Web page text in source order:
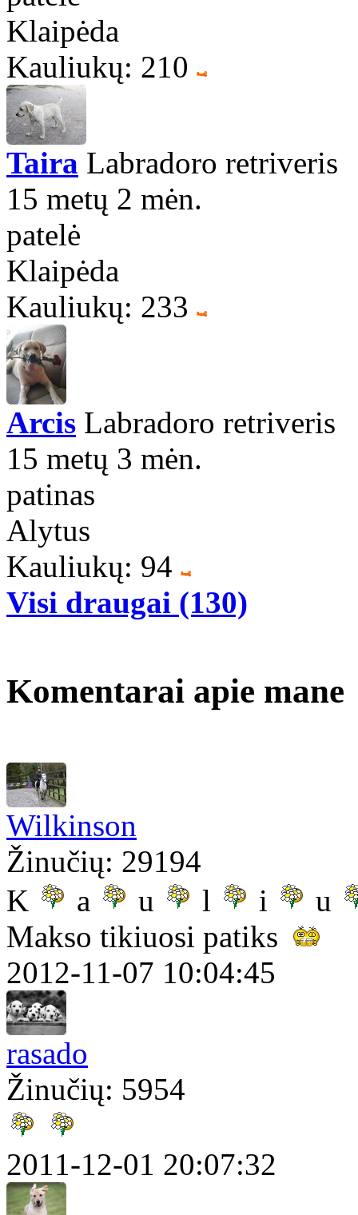
Klaipėda
Kauliukų: 210
Taira Labradoro retriveris
15 metų 2 mėn.
patelė
Klaipėda
Kauliukų: 233
Arcis Labradoro retriveris
15 metų 3 mėn.
patinas
Alytus
Kauliukų: 94
Visi draugai (130)
Komentarai apie mane
Wilkinson
Žinučių: 29194
K
a u l i
u
Makso tikiuosi patiks
2012-11-07 10:04:45
rasado
Žinučių: 5954
2011-12-01 20:07:32